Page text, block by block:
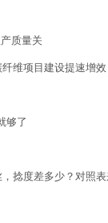
质量关
维项目建设提速增效
够了
捻度差多少？对照表